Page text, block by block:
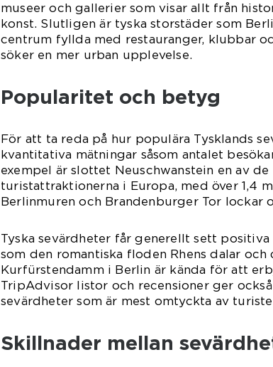
museer och gallerier som visar allt från
konst. Slutligen är tyska storstäder som
centrum fyllda med restauranger, klubbar
söker en mer urban upplevelse.
Popularitet och betyg
För att ta reda på hur populära Tysklands
kvantitativa mätningar såsom antalet
exempel är slottet Neuschwanstein en av
turistattraktionerna i Europa, med över 1,4
Berlinmuren och Brandenburger Tor lockar
Tyska sevärdheter får generellt sett
som den romantiska floden Rhens dalar
Kurfürstendamm i Berlin är kända för att
TripAdvisor listor och recensioner ger
sevärdheter som är mest omtyckta av
Skillnader mellan